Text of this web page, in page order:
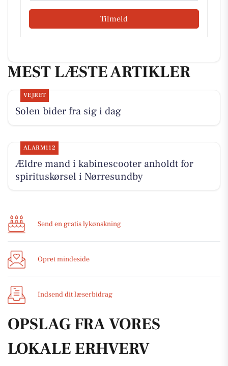
Tilmeld
MEST LÆSTE ARTIKLER
VEJRET
Solen bider fra sig i dag
ALARM112
Ældre mand i kabinescooter anholdt for
spirituskørsel i Nørresundby
Send en gratis lykønskning
Opret mindeside
Indsend dit læserbidrag
OPSLAG FRA VORES
LOKALE ERHVERV